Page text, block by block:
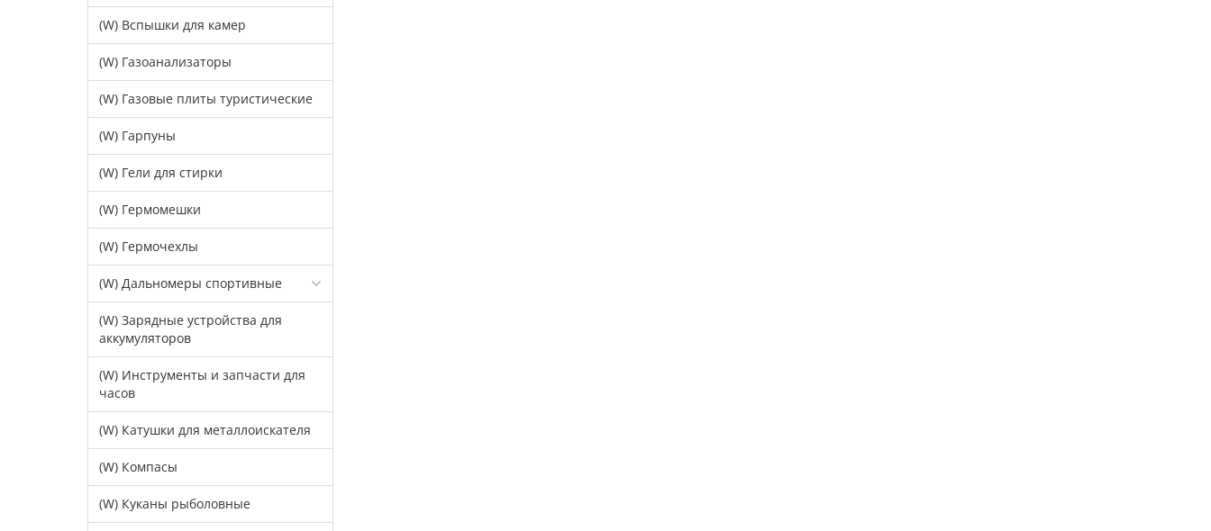
(W) Вспышки для камер
(W) Газоанализаторы
(W) Газовые плиты туристические
(W) Гарпуны
(W) Гели для стирки
(W) Гермомешки
(W) Гермочехлы
(W) Дальномеры спортивные
(W) Зарядные устройства для
аккумуляторов
(W) Инструменты и запчасти для
часов
(W) Катушки для металлоискателя
(W) Компасы
(W) Куканы рыболовные